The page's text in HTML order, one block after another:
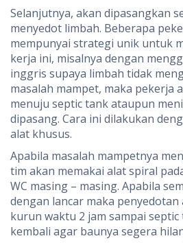
Selanjutnya, akan dipasangkan
menyedot limbah. Beberapa
mempunyai strategi unik untuk
kerja ini, misalnya dengan
inggris supaya limbah tidak
masalah mampet, maka pekerja
menuju septic tank ataupun
dipasang. Cara ini dilakukan
alat khusus.
Apabila masalah mampetnya
tim akan memakai alat spiral
WC masing – masing. Apabila
dengan lancar maka
kurun waktu 2 jam sampai
kembali agar baunya segera